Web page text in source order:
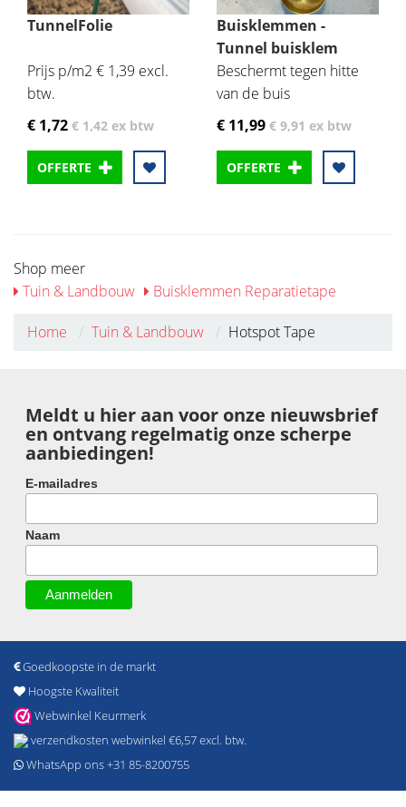
TunnelFolie
Prijs p/m2 € 1,39 excl.
btw.
€ 1,72 € 1,42 ex btw
OFFERTE
Buisklemmen -
Tunnel buisklem
Beschermt tegen hitte
van de buis
€ 11,99 € 9,91 ex btw
OFFERTE
Shop meer
Tuin & Landbouw
Buisklemmen Reparatietape
Home Tuin & Landbouw Hotspot Tape
Meldt u hier aan voor onze nieuwsbrief
en ontvang regelmatig onze scherpe
aanbiedingen!
E-mailadres
Naam
Goedkoopste in de markt
Hoogste Kwaliteit
Webwinkel Keurmerk
verzendkosten webwinkel €6,57 excl. btw.
WhatsApp ons +31 85-8200755